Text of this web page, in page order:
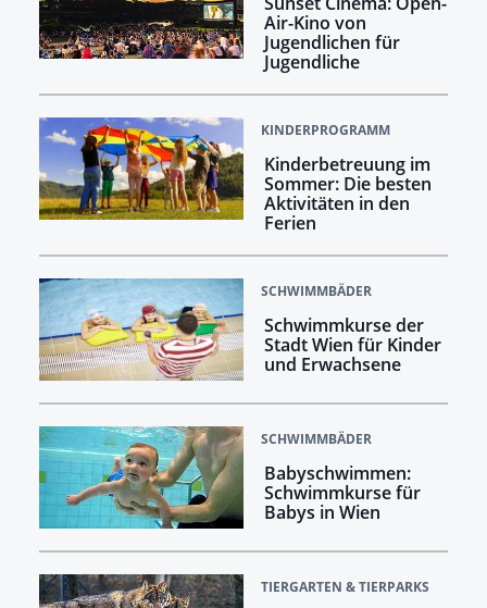
Air-Kino von
Jugendlichen für
Jugendliche
KINDERPROGRAMM
Kinderbetreuung im
Sommer: Die besten
Aktivitäten in den
Ferien
SCHWIMMBÄDER
Schwimmkurse der
Stadt Wien für Kinder
und Erwachsene
SCHWIMMBÄDER
Babyschwimmen:
Schwimmkurse für
Babys in Wien
TIERGARTEN & TIERPARKS